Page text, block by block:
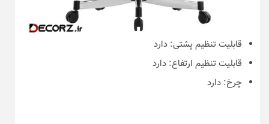
قابلیت تنظیم پشتی: دارد
قابلیت تنظیم ارتفاع: دارد
چرخ: دارد